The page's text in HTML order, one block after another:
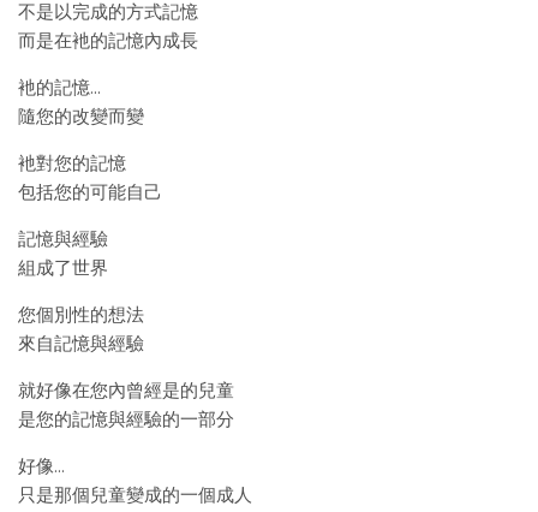
不是以完成的方式記憶
而是在衪的記憶內成長
衪的記憶…
隨您的改變而變
衪對您的記憶
包括您的可能自己
記憶與經驗
組成了世界
您個別性的想法
來自記憶與經驗
就好像在您內曾經是的兒童
是您的記憶與經驗的一部分
好像…
只是那個兒童變成的一個成人